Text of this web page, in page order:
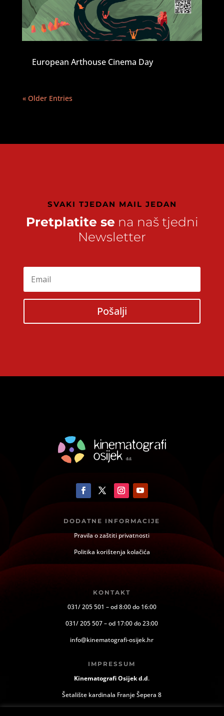
European Arthouse Cinema Day
« Older Entries
SVAKI TJEDAN MAIL JEDAN
Pretplatite se na naš tjedni
Newsletter
Pošalji
DODATNE INFORMACIJE
Pravila o zaštiti privatnosti
Politika korištenja kolačića
KONTAKT
031/ 205 501 – od 8:00 do 16:00
031/ 205 507 – od 17:00 do 23:00
info@kinematografi-osijek.hr
IMPRESSUM
Kinematografi Osijek d.d.
Šetalište kardinala Franje Šepera 8